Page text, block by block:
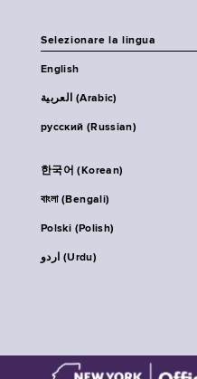
Selezionare la lingua
English
العربية (Arabic)
русский (Russian)
한국어 (Korean)
বাংলা (Bengali)
Polski (Polish)
اردو (Urdu)